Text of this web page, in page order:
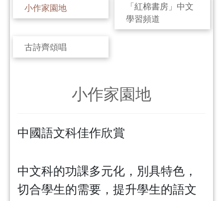
小作家園地
「紅棉書房」中文
學習頻道
古詩齊頌唱
小作家園地
中國語文科佳作欣賞
中文科的功課多元化，別具特色，
切合學生的需要， 提升學生的語文